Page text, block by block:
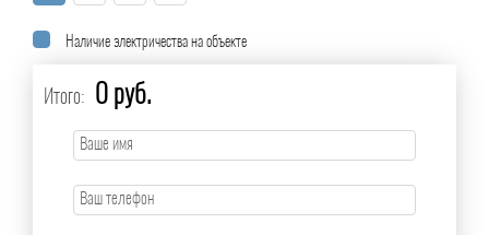
Наличие электричества на объекте
Итого: 0 руб.